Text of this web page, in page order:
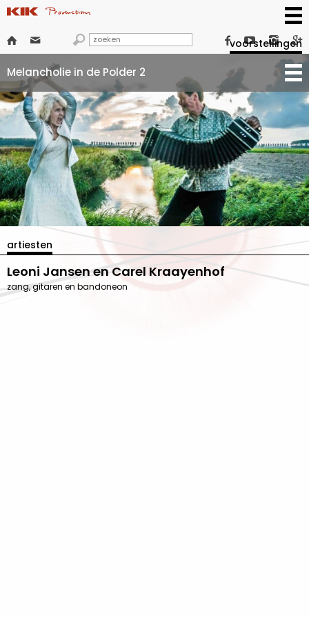
      
voorstellingen
Melancholie in de Polder 2
artiesten
Leoni Jansen en Carel Kraayenhof
zang, gitaren en bandoneon